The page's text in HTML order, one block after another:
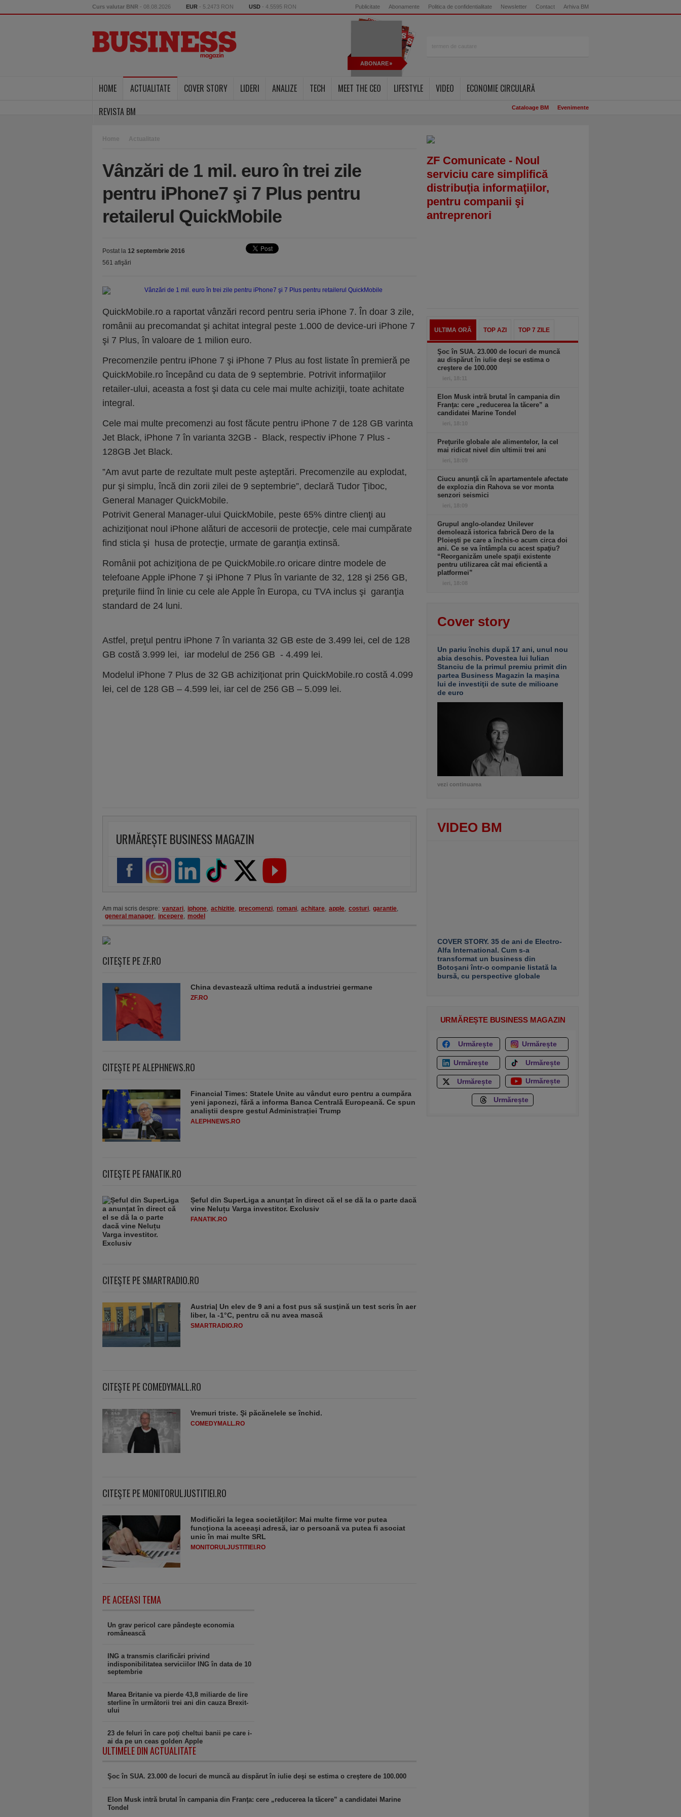
Curs valutar BNR - 08.08.2026 EUR - 5.2473 RON USD - 4.5595 RON Publicitate Abonamente Politica de confidentialitate Newsletter Contact Arhiva BM
ABONARE
HOME ACTUALITATE COVER STORY LIDERI ANALIZE TECH MEET THE CEO LIFESTYLE VIDEO
ECONOMIE CIRCULARĂ
REVISTA BM
Cataloage BM Evenimente
Home Actualitate
Vânzări de 1 mil. euro în trei zile
pentru iPhone7 şi 7 Plus pentru
retailerul QuickMobile
Postat la 12 septembrie 2016
561 afişări
QuickMobile.ro a raportat vânzări record pentru seria iPhone 7. În doar 3 zile,
românii au precomandat şi achitat integral peste 1.000 de device-uri iPhone 7
şi 7 Plus, în valoare de 1 milion euro.
Precomenzile pentru iPhone 7 şi iPhone 7 Plus au fost listate în premieră pe
QuickMobile.ro începând cu data de 9 septembrie. Potrivit informaţiilor
retailer-ului, aceasta a fost şi data cu cele mai multe achiziţii, toate achitate
integral.
Cele mai multe precomenzi au fost făcute pentru iPhone 7 de 128 GB varinta
Jet Black, iPhone 7 în varianta 32GB - Black, respectiv iPhone 7 Plus -
128GB Jet Black.
”Am avut parte de rezultate mult peste aşteptări. Precomenzile au explodat,
pur şi simplu, încă din zorii zilei de 9 septembrie”, declară Tudor Ţiboc,
General Manager QuickMobile.
Potrivit General Manager-ului QuickMobile, peste 65% dintre clienţi au
achiziţionat noul iPhone alături de accesorii de protecţie, cele mai cumpărate
find sticla şi husa de protecţie, urmate de garanţia extinsă.
Românii pot achiziţiona de pe QuickMobile.ro oricare dintre modele de
telefoane Apple iPhone 7 şi iPhone 7 Plus în variante de 32, 128 şi 256 GB,
preţurile fiind în linie cu cele ale Apple în Europa, cu TVA inclus şi garanţia
standard de 24 luni.
Astfel, preţul pentru iPhone 7 în varianta 32 GB este de 3.499 lei, cel de 128
GB costă 3.999 lei, iar modelul de 256 GB - 4.499 lei.
Modelul iPhone 7 Plus de 32 GB achiziţionat prin QuickMobile.ro costă 4.099
lei, cel de 128 GB – 4.599 lei, iar cel de 256 GB – 5.099 lei.
URMĂREȘTE BUSINESS MAGAZIN
Am mai scris despre: vanzari, iphone, achizitie, precomenzi, romani, achitare, apple, costuri, garantie,
general manager, incepere, model
CITEŞTE PE ZF.RO
China devastează ultima redută a industriei germane
ZF.RO
CITEŞTE PE ALEPHNEWS.RO
Financial Times: Statele Unite au vândut euro pentru a cumpăra
yeni japonezi, fără a informa Banca Centrală Europeană. Ce spun
analiștii despre gestul Administrației Trump
ALEPHNEWS.RO
CITEŞTE PE FANATIK.RO
Șeful din SuperLiga a anunțat în direct că el se dă la o parte dacă
vine Neluțu Varga investitor. Exclusiv
FANATIK.RO
CITEŞTE PE SMARTRADIO.RO
Austria| Un elev de 9 ani a fost pus să susţină un test scris în aer
liber, la -1°C, pentru că nu avea mască
SMARTRADIO.RO
CITEŞTE PE COMEDYMALL.RO
Vremuri triste. Şi păcănelele se închid.
COMEDYMALL.RO
CITEŞTE PE MONITORULJUSTITIEI.RO
Modificări la legea societăţilor: Mai multe firme vor putea
funcţiona la aceeaşi adresă, iar o persoană va putea fi asociat
unic în mai multe SRL
MONITORULJUSTITIEI.RO
PE ACEEASI TEMA
Un grav pericol care pândeşte economia
românească
ING a transmis clarificări privind
indisponibilitatea serviciilor ING în data de 10
septembrie
Marea Britanie va pierde 43,8 miliarde de lire
sterline în următorii trei ani din cauza Brexit-
ului
23 de feluri în care poţi cheltui banii pe care i-
ai da pe un ceas golden Apple
ULTIMELE DIN ACTUALITATE
Şoc în SUA. 23.000 de locuri de muncă au dispărut în iulie deşi se estima o creştere de 100.000
Elon Musk intră brutal în campania din Franţa: cere „reducerea la tăcere” a candidatei Marine
Tondel
ZF Comunicate - Noul
serviciu care simplifică
distribuţia informaţiilor,
pentru companii şi
antreprenori
ULTIMA ORĂ TOP AZI TOP 7 ZILE
Şoc în SUA. 23.000 de locuri de muncă
au dispărut în iulie deşi se estima o
creştere de 100.000
ieri, 18:11
Elon Musk intră brutal în campania din
Franţa: cere „reducerea la tăcere” a
candidatei Marine Tondel
ieri, 18:10
Preţurile globale ale alimentelor, la cel
mai ridicat nivel din ultimii trei ani
ieri, 18:09
Ciucu anunţă că în apartamentele afectate
de explozia din Rahova se vor monta
senzori seismici
ieri, 18:09
Grupul anglo-olandez Unilever
demolează istorica fabrică Dero de la
Ploieşti pe care a închis-o acum circa doi
ani. Ce se va întâmpla cu acest spaţiu?
“Reorganizăm unele spaţii existente
pentru utilizarea cât mai eficientă a
platformei”
ieri, 18:08
Cover story
Un pariu închis după 17 ani, unul nou
abia deschis. Povestea lui Iulian
Stanciu de la primul premiu primit din
partea Business Magazin la maşina
lui de investiţii de sute de milioane
de euro
vezi continuarea
VIDEO BM
COVER STORY. 35 de ani de Electro-
Alfa International. Cum s-a
transformat un business din
Botoşani într-o companie listată la
bursă, cu perspective globale
URMĂREȘTE BUSINESS MAGAZIN
Urmărește Urmărește
Urmărește Urmărește
Urmărește Urmărește
Urmărește